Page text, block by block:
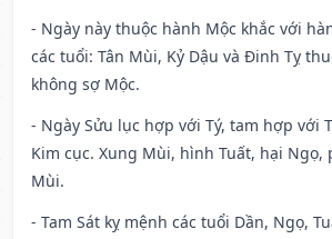
- Ngày này thuộc hành Mộc khắc với
các tuổi: Tân Mùi, Kỷ Dậu và Đinh Tỵ
không sợ Mộc.
- Ngày Sửu lục hợp với Tý, tam hợp với
Kim cục. Xung Mùi, hình Tuất, hại Ngọ,
Mùi.
- Tam Sát kỵ mệnh các tuổi Dần, Ngọ,